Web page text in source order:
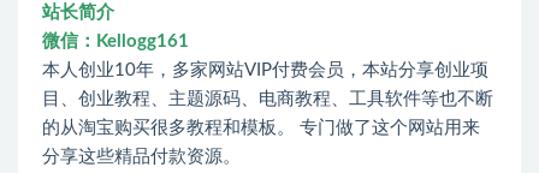
站长简介
微信：Kellogg161
本人创业10年，多家网站VIP付费会员，本站分享创业项
目、创业教程、主题源码、电商教程、工具软件等也不断
的从淘宝购买很多教程和模板。 专门做了这个网站用来
分享这些精品付款资源。